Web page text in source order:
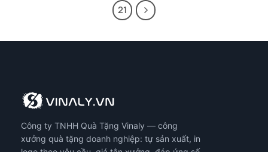
21
Công ty TNHH Quà Tặng Vinaly — công
xưởng quà tặng doanh nghiệp: tự sản xuất, in